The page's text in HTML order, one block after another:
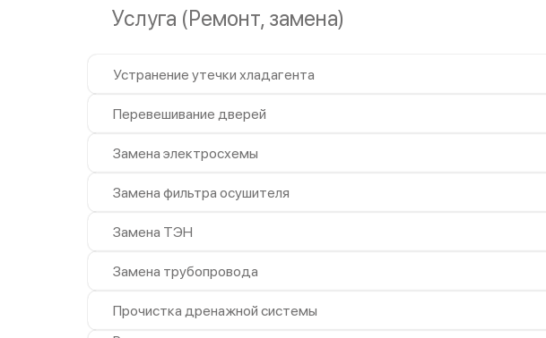
Услуга (Ремонт, замена)
Устранение утечки хладагента
Перевешивание дверей
Замена электросхемы
Замена фильтра осушителя
Замена ТЭН
Замена трубопровода
Прочистка дренажной системы